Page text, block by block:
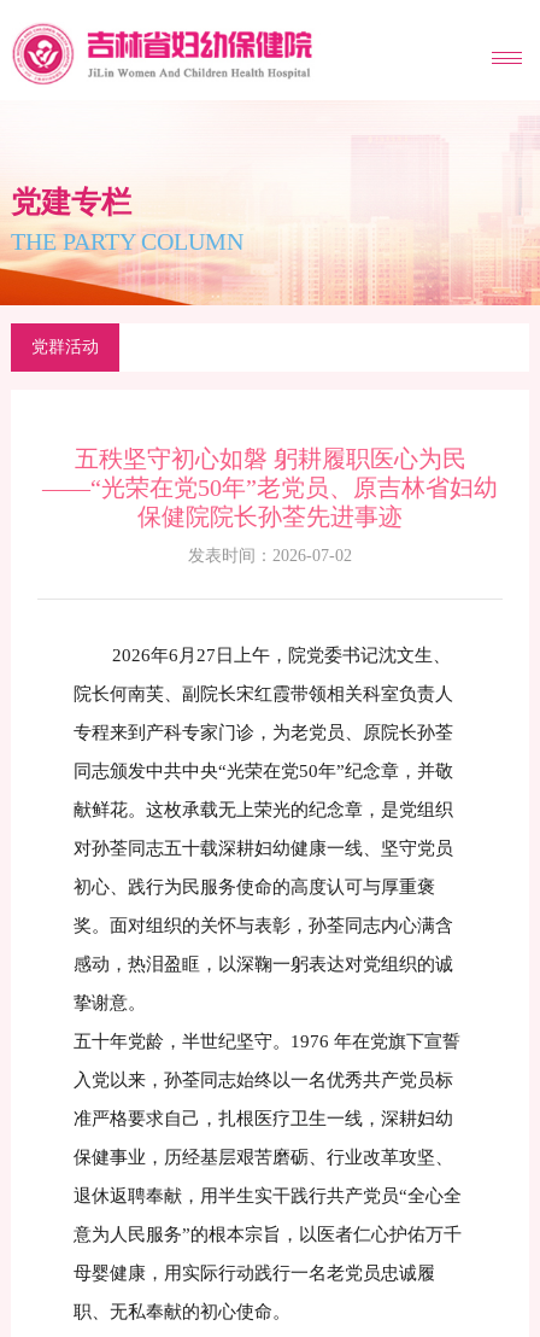
MENU
党建专栏
THE PARTY COLUMN
党群活动
五秩坚守初心如磐 躬耕履职医心为民
——“光荣在党50年”老党员、原吉林省妇幼
保健院院长孙荃先进事迹
发表时间：2026-07-02
2026年6月27日上午，院党委书记沈文生、
院长何南芙、副院长宋红霞带领相关科室负责人
专程来到产科专家门诊，为老党员、原院长孙荃
同志颁发中共中央“光荣在党50年”纪念章，并敬
献鲜花。这枚承载无上荣光的纪念章，是党组织
对孙荃同志五十载深耕妇幼健康一线、坚守党员
初心、践行为民服务使命的高度认可与厚重褒
奖。面对组织的关怀与表彰，孙荃同志内心满含
感动，热泪盈眶，以深鞠一躬表达对党组织的诚
挚谢意。
五十年党龄，半世纪坚守。1976 年在党旗下宣誓
入党以来，孙荃同志始终以一名优秀共产党员标
准严格要求自己，扎根医疗卫生一线，深耕妇幼
保健事业，历经基层艰苦磨砺、行业改革攻坚、
退休返聘奉献，用半生实干践行共产党员“全心全
意为人民服务”的根本宗旨，以医者仁心护佑万千
母婴健康，用实际行动践行一名老党员忠诚履
职、无私奉献的初心使命。